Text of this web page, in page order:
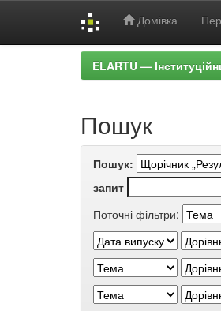
Домівка
ELARTU —
Пошук
Пошук:
запит
Поточні фільтри: